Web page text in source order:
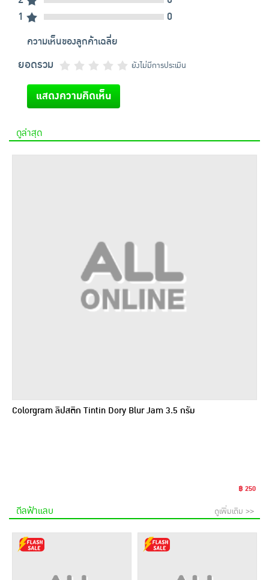
1
0
ความเห็นของลูกค้าเฉลี่ย
ยอดรวม ยังไม่มีการประเมิน
แสดงความคิดเห็น
ดูล่าสุด
Colorgram ลิปสติก Tintin Dory Blur Jam 3.5 กรัม
฿ 250
ดีลฟ้าแลบ ดูเพิ่มเติม >>